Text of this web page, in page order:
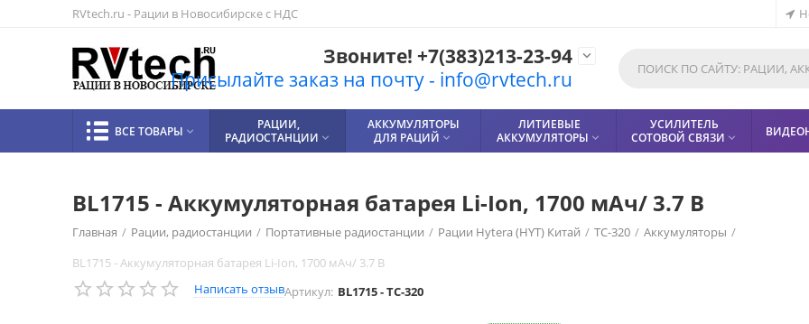
RVtech.ru - Рации в Новосибирске с НДС
Звоните! +7(383)213-23-94
Присылайте заказ на почту - info@rvtech.ru

ВСЕ ТОВАРЫ 
РАЦИИ,
РАДИОСТАНЦИИ 
АККУМУЛЯТОРЫ
ДЛЯ РАЦИЙ 
ЛИТИЕВЫЕ
АККУМУЛЯТОРЫ 
УСИЛИТЕЛЬ
СОТОВОЙ СВЯЗИ 
BL1715 - Аккумуляторная батарея Li-Ion, 1700 мАч/ 3.7 В
Главная / Рации, радиостанции / Портативные радиостанции / Рации Hytera (HYT) Китай / TC-320 / Аккумуляторы /
BL1715 - Аккумуляторная батарея Li-Ion, 1700 мАч/ 3.7 В
Написать отзывАртикул: BL1715 - TC-320